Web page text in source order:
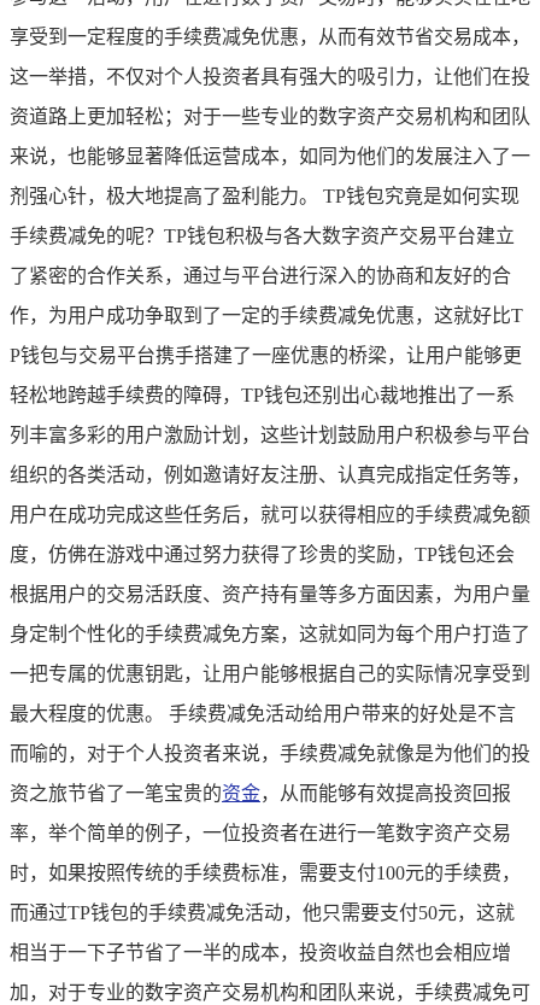
享受到一定程度的手续费减免优惠，从而有效节省交易成本，
这一举措，不仅对个人投资者具有强大的吸引力，让他们在投
资道路上更加轻松；对于一些专业的数字资产交易机构和团队
来说，也能够显著降低运营成本，如同为他们的发展注入了一
剂强心针，极大地提高了盈利能力。 TP钱包究竟是如何实现
手续费减免的呢？TP钱包积极与各大数字资产交易平台建立
了紧密的合作关系，通过与平台进行深入的协商和友好的合
作，为用户成功争取到了一定的手续费减免优惠，这就好比T
P钱包与交易平台携手搭建了一座优惠的桥梁，让用户能够更
轻松地跨越手续费的障碍，TP钱包还别出心裁地推出了一系
列丰富多彩的用户激励计划，这些计划鼓励用户积极参与平台
组织的各类活动，例如邀请好友注册、认真完成指定任务等，
用户在成功完成这些任务后，就可以获得相应的手续费减免额
度，仿佛在游戏中通过努力获得了珍贵的奖励，TP钱包还会
根据用户的交易活跃度、资产持有量等多方面因素，为用户量
身定制个性化的手续费减免方案，这就如同为每个用户打造了
一把专属的优惠钥匙，让用户能够根据自己的实际情况享受到
最大程度的优惠。 手续费减免活动给用户带来的好处是不言
而喻的，对于个人投资者来说，手续费减免就像是为他们的投
资之旅节省了一笔宝贵的资金，从而能够有效提高投资回报
率，举个简单的例子，一位投资者在进行一笔数字资产交易
时，如果按照传统的手续费标准，需要支付100元的手续费，
而通过TP钱包的手续费减免活动，他只需要支付50元，这就
相当于一下子节省了一半的成本，投资收益自然也会相应增
加，对于专业的数字资产交易机构和团队来说，手续费减免可